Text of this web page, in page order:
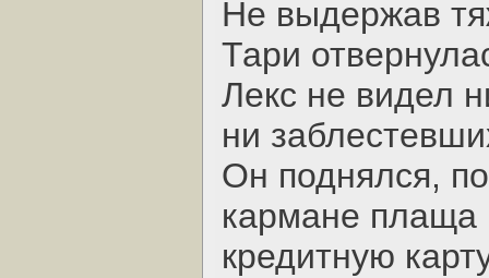
Не выдержав
Тари
Лекс не видел
ни
Он поднялся,
кармане плаща
кредитную